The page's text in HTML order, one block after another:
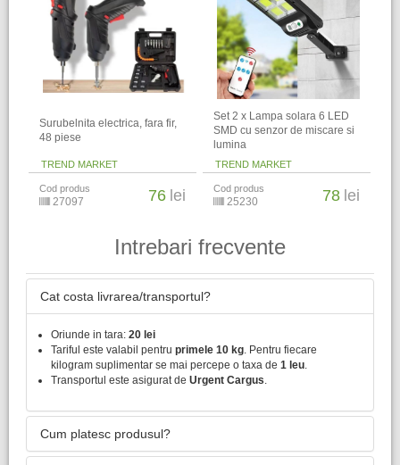
Surubelnita electrica, fara fir,
48 piese
TREND MARKET
Cod produs
27097 76 lei
Set 2 x Lampa solara 6 LED
SMD cu senzor de miscare si
lumina
TREND MARKET
Cod produs
25230 78 lei
Intrebari frecvente
Cat costa livrarea/transportul?
Oriunde in tara: 20 lei
Tariful este valabil pentru primele 10 kg . Pentru fiecare
kilogram suplimentar se mai percepe o taxa de 1 leu
Transportul este asigurat de Urgent Cargus
Cum platesc produsul?